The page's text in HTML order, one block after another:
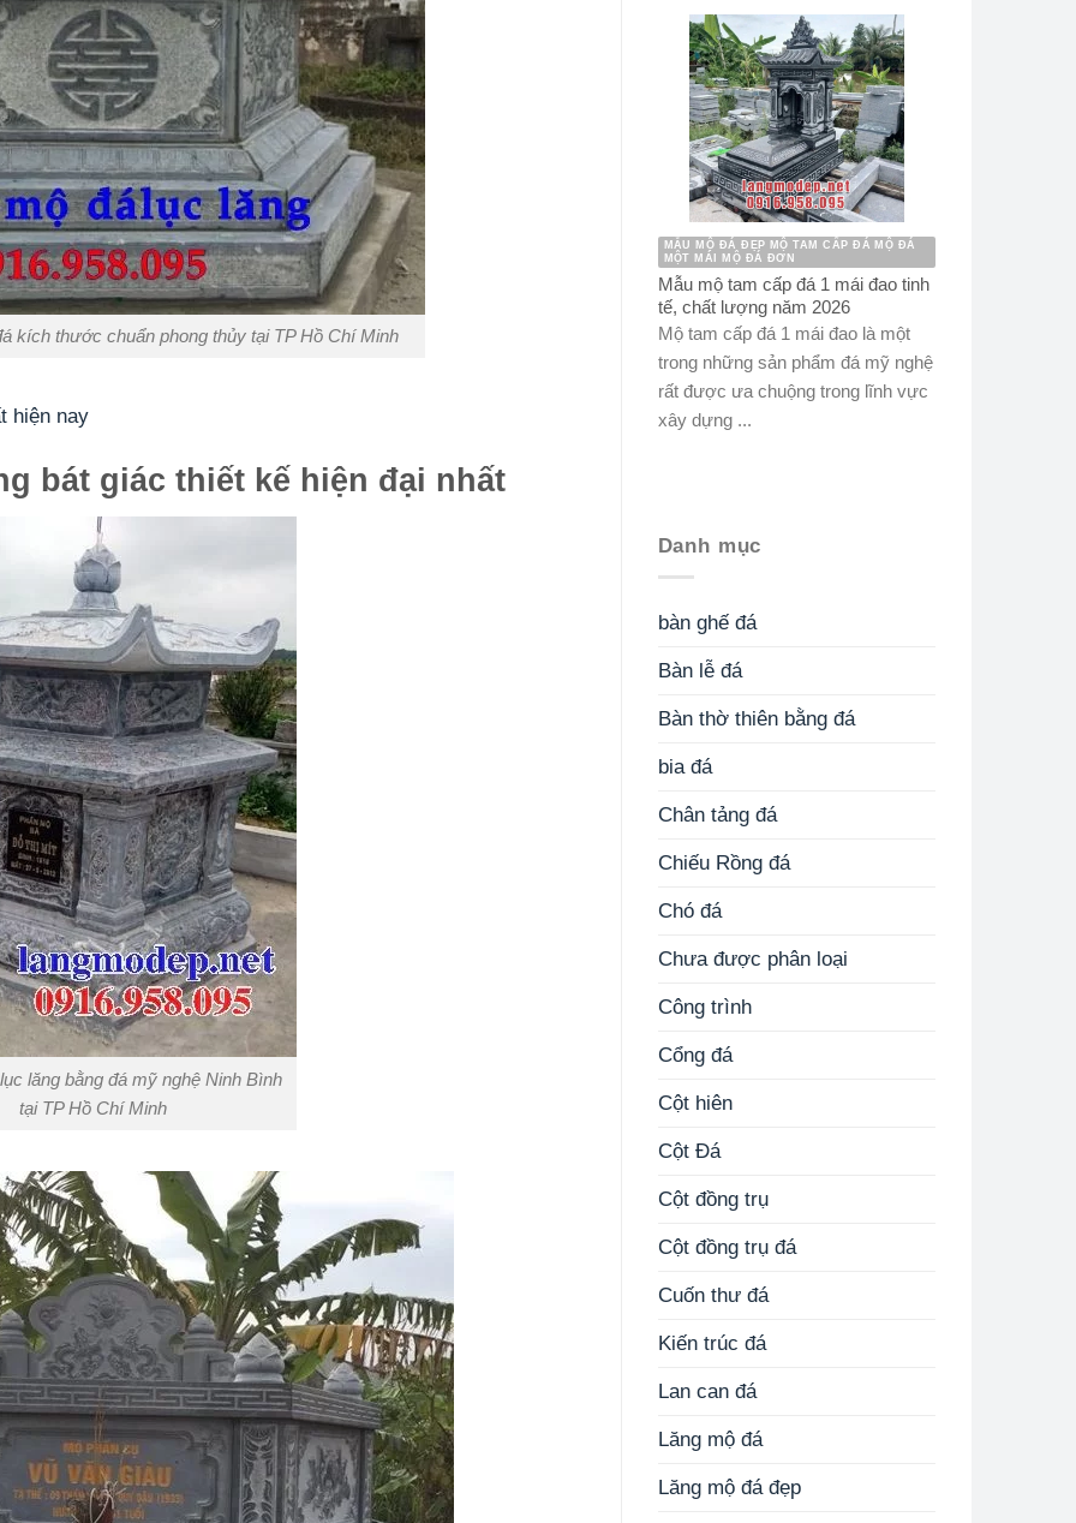
kích thước chuẩn phong thủy tại TP Hồ Chí Minh
hiện nay
bát giác thiết kế hiện đại nhất
lăng bằng đá mỹ nghệ Ninh Bình
tại TP Hồ Chí Minh
MẪU MỘ ĐÁ ĐẸP MỘ TAM CẤP ĐÁ MỘ ĐÁ
MỘT MÁI MỘ ĐÁ ĐƠN
Mẫu mộ tam cấp đá 1 mái đao tinh
tế, chất lượng năm 2026
Mộ tam cấp đá 1 mái đao là một
trong những sản phẩm đá mỹ nghệ
rất được ưa chuộng trong lĩnh vực
xây dựng ...
Danh mục
bàn ghế đá
Bàn lễ đá
Bàn thờ thiên bằng đá
bia đá
Chân tảng đá
Chiếu Rồng đá
Chó đá
Chưa được phân loại
Công trình
Cổng đá
Cột hiên
Cột Đá
Cột đồng trụ
Cột đồng trụ đá
Cuốn thư đá
Kiến trúc đá
Lan can đá
Lăng mộ đá
Lăng mộ đá đẹp